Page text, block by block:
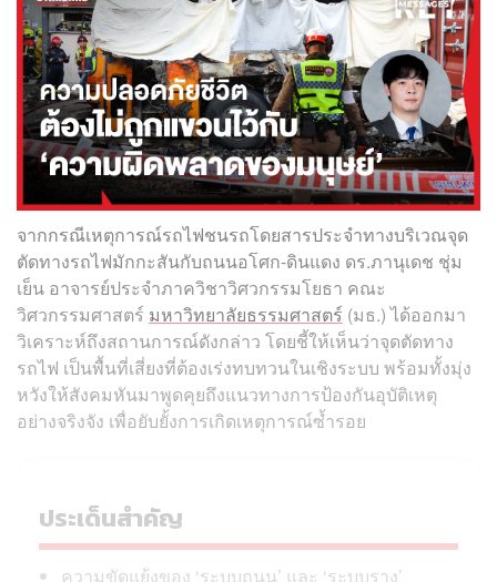
จากกรณีเหตุการณ์รถไฟชนรถโดยสารประจำทางบริเวณจุด
ตัดทางรถไฟมักกะสันกับถนนอโศก-ดินแดง ดร.ภานุเดช ชุ่ม
เย็น อาจารย์ประจำภาควิชาวิศวกรรมโยธา คณะ
วิศวกรรมศาสตร์ มหาวิทยาลัยธรรมศาสตร์ (มธ.) ได้ออกมา
วิเคราะห์ถึงสถานการณ์ดังกล่าว โดยชี้ให้เห็นว่าจุดตัดทาง
รถไฟ เป็นพื้นที่เสี่ยงที่ต้องเร่งทบทวนในเชิงระบบ พร้อมทั้งมุ่ง
หวังให้สังคมหันมาพูดคุยถึงแนวทางการป้องกันอุบัติเหตุ
อย่างจริงจัง เพื่อยับยั้งการเกิดเหตุการณ์ซ้ำรอย
ประเด็นสำคัญ
ความขัดแย้งของ ‘ระบบถนน’ และ ‘ระบบราง’